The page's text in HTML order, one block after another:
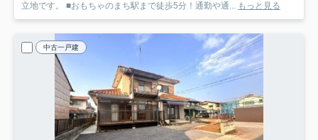
立地です。 ■おもちゃのまち駅まで徒歩5分！通勤や通... もっと見る
中古一戸建